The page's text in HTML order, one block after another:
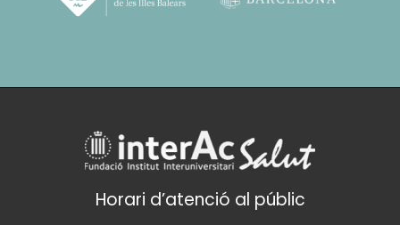
Horari d’atenció al públic